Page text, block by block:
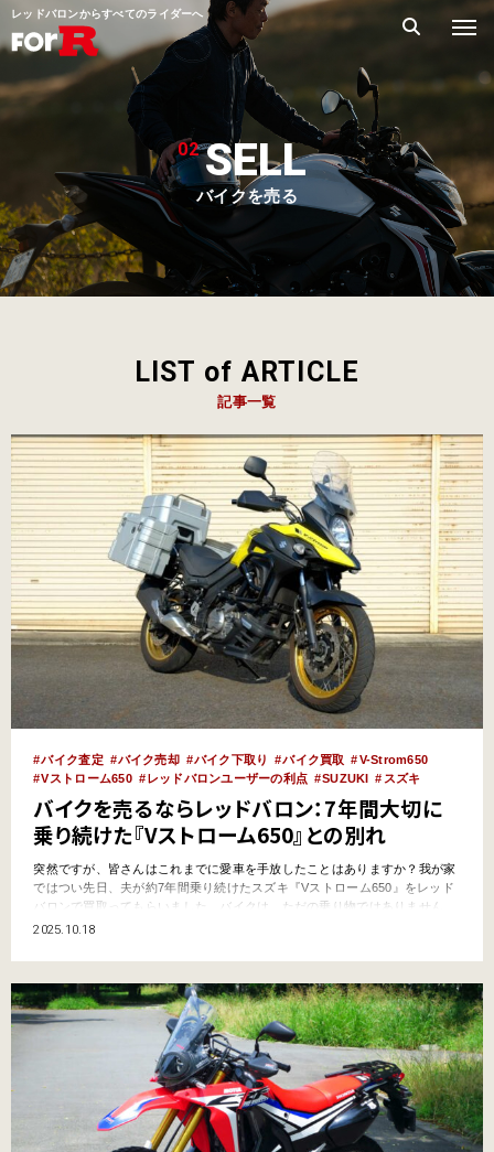
レッドバロンからすべてのライダーへ
02 SELL
バイクを売る
LIST of ARTICLE
記事一覧
バイク査定 バイク売却 バイク下取り バイク買取
V-Strom650
Vストローム650
レッドバロンユーザーの利点 SUZUKI スズキ
バイクを売るならレッドバロン：7年間大切に
乗り続けた『Vストローム650』との別れ
突然ですが、皆さんはこれまでに愛車を手放したことはありますか？我が家
ではつい先日、夫が約7年間乗り続けたスズキ『Vストローム650』をレッド
バロンで買取ってもらいました。バイクは、ただの乗り物ではありません。
人車一体となってお気に入りの道を駆け抜け、見知らぬ土地を旅し、時には
す。だからこそ、手放すときには納得のできる価格で、大切に…
2025.10.18